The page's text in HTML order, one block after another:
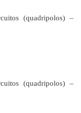
(quadripolos) –
(quadripolos) –